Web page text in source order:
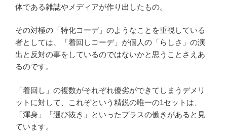
体である雑誌やメディアが作り出したもの。
その対極の「特化コーデ」のようなことを重視している
者としては、「着回しコーデ」が個人の「らしさ」の演
出と反対の事をしているのではないかと思うことさえあ
るのです。
「着回し」の複数がそれぞれ優劣ができてしまうデメリ
ットに対して、これぞという精鋭の唯一の1セットは、
「渾身」「選び抜き」といったプラスの働きがあると見
ています。